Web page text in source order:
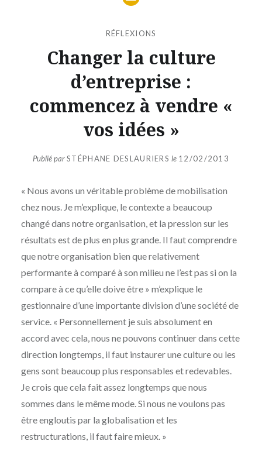
RÉFLEXIONS
Changer la culture
d’entreprise :
commencez à vendre «
vos idées »
Publié parSTÉPHANE DESLAURIERS le 12/02/2013
« Nous avons un véritable problème de mobilisation
chez nous. Je m’explique, le contexte a beaucoup
changé dans notre organisation, et la pression sur les
résultats est de plus en plus grande. Il faut comprendre
que notre organisation bien que relativement
performante à comparé à son milieu ne l’est pas si on la
compare à ce qu’elle doive être » m’explique le
gestionnaire d’une importante division d’une société de
service. « Personnellement je suis absolument en
accord avec cela, nous ne pouvons continuer dans cette
direction longtemps, il faut instaurer une culture ou les
gens sont beaucoup plus responsables et redevables.
Je crois que cela fait assez longtemps que nous
sommes dans le même mode. Si nous ne voulons pas
être engloutis par la globalisation et les
restructurations, il faut faire mieux. »